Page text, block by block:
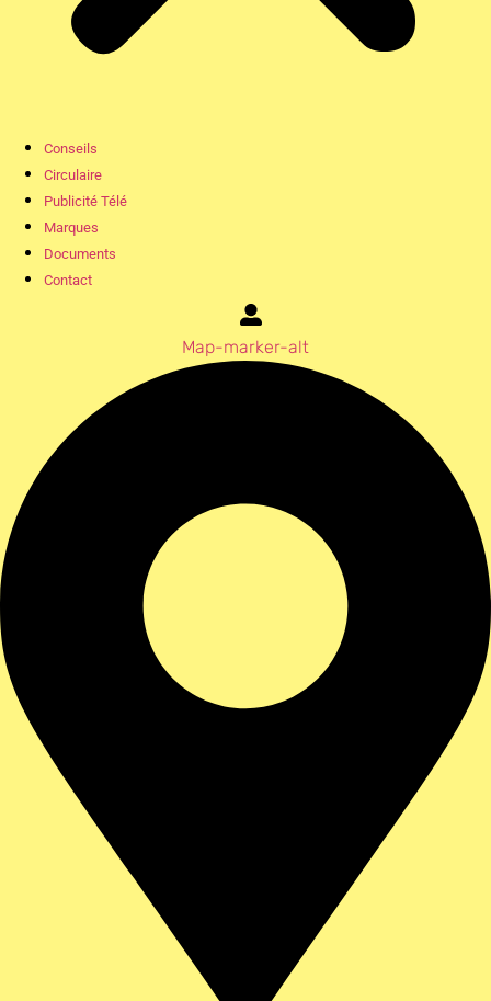
Conseils
Circulaire
Publicité Télé
Marques
Documents
Contact
Map-marker-alt